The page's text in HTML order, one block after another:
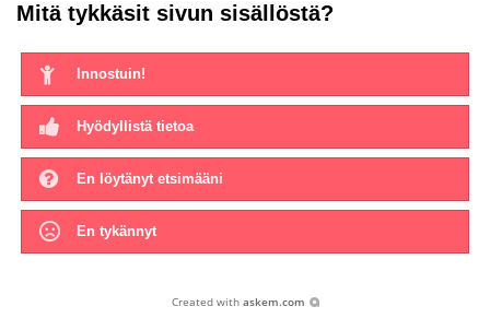
Mitä tykkäsit sivun sisällöstä?
Innostuin!
Hyödyllistä tietoa
En löytänyt etsimääni
En tykännyt
Created with askem.com